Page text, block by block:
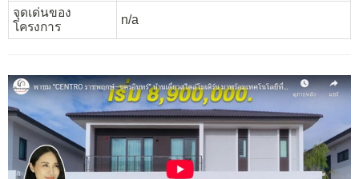
จุดเด่นของ
โครงการ
n/a